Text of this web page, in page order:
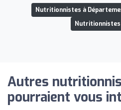
Nutritionnistes à
Autres
pourraient vous